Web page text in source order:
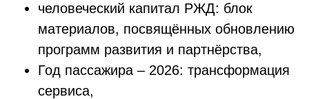
человеческий капитал РЖД: блок
материалов, посвящённых обновлению
программ развития и партнёрства,
Год пассажира – 2026: трансформация
сервиса,